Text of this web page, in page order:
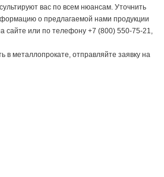
вас по всем нюансам. Уточнить
о предлагаемой нами продукции
сайте или по телефону +7 (800) 550-75-21,
в металлопрокате, отправляйте заявку на